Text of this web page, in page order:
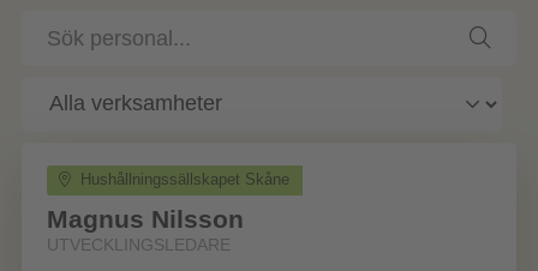
personal
Hushållningssällskapet Skåne
Magnus Nilsson
UTVECKLINGSLEDARE